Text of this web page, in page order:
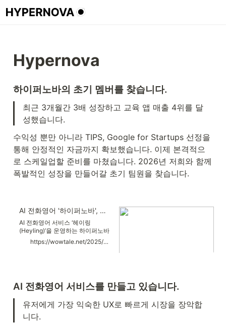
Hypernova
하이퍼노바의 초기 멤버를 찾습니다.
최근 3개월간 3배 성장하고 교육 앱 매출 4위를 달
성했습니다.
수익성 뿐만 아니라 TIPS, Google for Startups 선정을
통해 안정적인 자금까지 확보했습니다. 이제 본격적으
로 스케일업할 준비를 마쳤습니다. 2026년 저희와 함께
폭발적인 성장을 만들어갈 초기 팀원을 찾습니다.
AI 전화영어 '하이퍼노바', 스프링캠프서 투자 유치+팁스 선정 - 와우테일
AI 전화영어 서비스 ‘헤이링
(Heyling)’을 운영하는 하이퍼노바
가 초기 투자사인 스프링캠프로부
터 투자를 유치했다고 1일 밝혔다.
https://wowtale.net/2025/07/01/243315/
AI 전화영어 서비스를 만들고 있습니다.
유저에게 가장 익숙한 UX로 빠르게 시장을 장악합
니다.